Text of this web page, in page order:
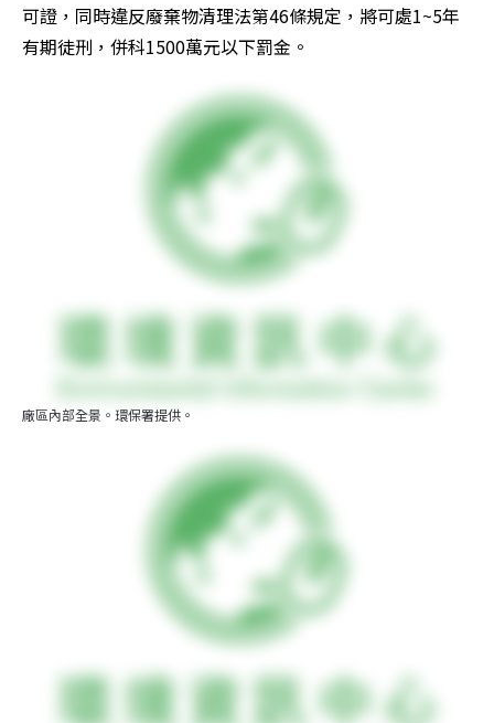
可證，同時違反廢棄物清理法第46條規定，將可處1~5年
有期徒刑，併科1500萬元以下罰金。
廠區內部全景。環保署提供。